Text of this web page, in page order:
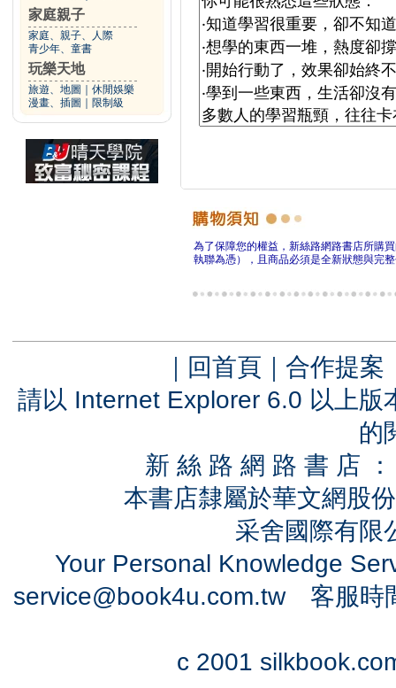
家庭親子
家庭、親子、人際
青少年、童書
玩樂天地
旅遊、地圖
休閒娛樂
漫畫、插圖
限制級
為了保障您的權益，新絲路網路書店所購
執聯為憑），且商品必須是全新狀態與完
｜ 回首頁 ｜ 合作提案
請以 Internet Explorer 6.0 以上
的
新 絲 路 網 路 書 店
本書店隸屬於華文網股
采舍國際有
Your Personal Knowledge
service@book4u.com.tw客服時
c 2001